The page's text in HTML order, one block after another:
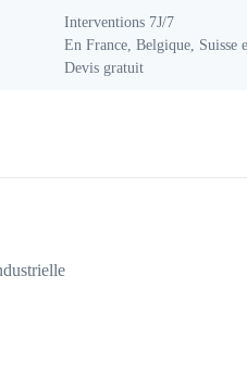
Interventions 7J/7
En France, Belgique, Suisse
Devis gratuit